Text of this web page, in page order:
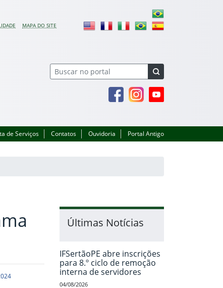
MAPA DO SITE
FacebookInstagramYoutube
de Serviços Contatos Ouvidoria Portal Antigo
Últimas Notícias
IFSertãoPE abre inscrições
para 8.º ciclo de remoção
interna de servidores
04/08/2026